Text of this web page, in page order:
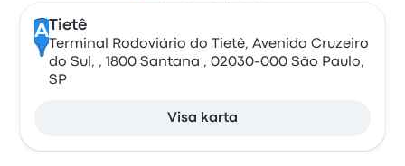
A Tietê
Terminal Rodoviário do Tietê, Avenida Cruzeiro
do Sul, , 1800 Santana , 02030-000 São Paulo,
SP
Visa karta